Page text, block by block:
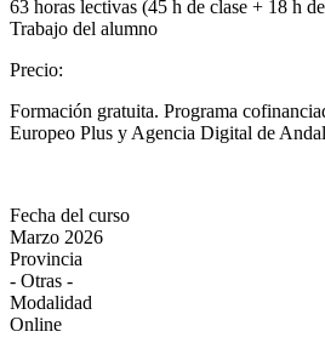
63 horas lectivas (45 h de clase + 18 h
Trabajo del alumno
Precio:
Formación gratuita. Programa
Europeo Plus y Agencia Digital de
Fecha del curso
Marzo 2026
Provincia
- Otras -
Modalidad
Online